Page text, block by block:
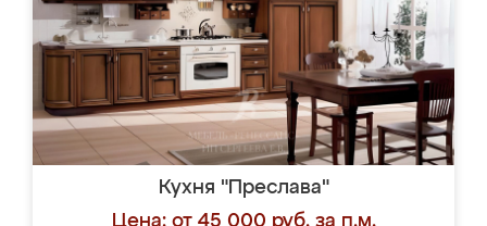
Кухня "Преслава"
Цена: от 45 000 руб. за п.м.